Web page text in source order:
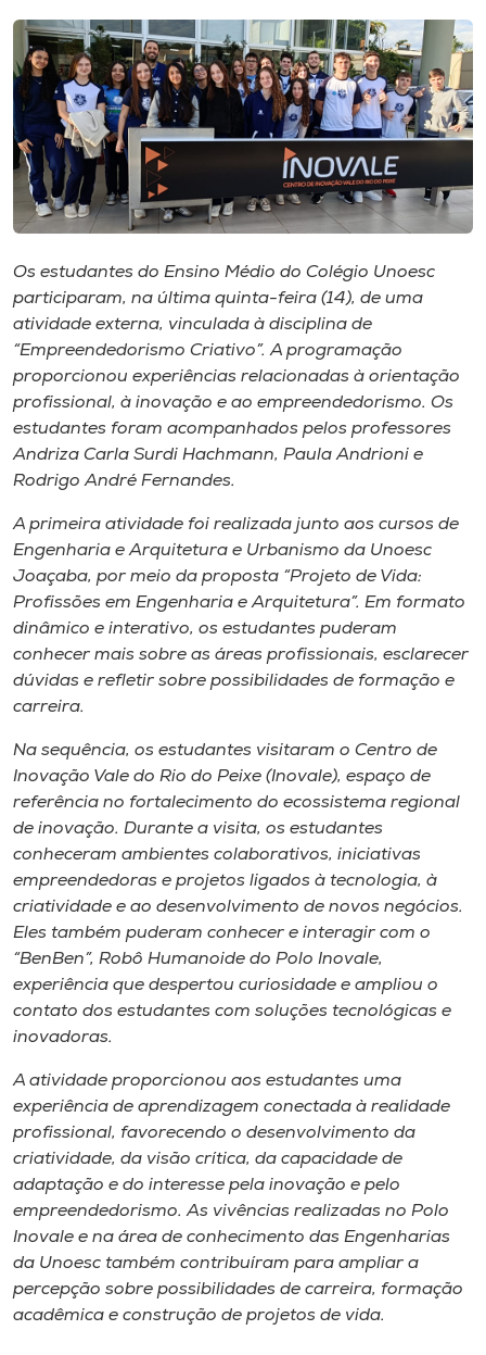
Cultura
CPA
Biblioteca
Editora
Rádio
Museu
Unoesc
Store
Selecione
o idioma
A-
Os estudantes do Ensino Médio do Colégio Unoesc
participaram, na última quinta-feira (14), de uma
atividade externa, vinculada à disciplina de
“Empreendedorismo Criativo”. A programação
proporcionou experiências relacionadas à orientação
profissional, à inovação e ao empreendedorismo. Os
estudantes foram acompanhados pelos professores
Andriza Carla Surdi Hachmann, Paula Andrioni e
Rodrigo André Fernandes.
A primeira atividade foi realizada junto aos cursos de
Engenharia e Arquitetura e Urbanismo da Unoesc
Joaçaba, por meio da proposta “Projeto de Vida:
Profissões em Engenharia e Arquitetura”. Em formato
dinâmico e interativo, os estudantes puderam
conhecer mais sobre as áreas profissionais, esclarecer
dúvidas e refletir sobre possibilidades de formação e
carreira.
Na sequência, os estudantes visitaram o Centro de
Inovação Vale do Rio do Peixe (Inovale), espaço de
referência no fortalecimento do ecossistema regional
de inovação. Durante a visita, os estudantes
conheceram ambientes colaborativos, iniciativas
empreendedoras e projetos ligados à tecnologia, à
criatividade e ao desenvolvimento de novos negócios.
Eles também puderam conhecer e interagir com o
“BenBen”, Robô Humanoide do Polo Inovale,
experiência que despertou curiosidade e ampliou o
contato dos estudantes com soluções tecnológicas e
inovadoras.
A atividade proporcionou aos estudantes uma
experiência de aprendizagem conectada à realidade
profissional, favorecendo o desenvolvimento da
criatividade, da visão crítica, da capacidade de
adaptação e do interesse pela inovação e pelo
empreendedorismo. As vivências realizadas no Polo
Inovale e na área de conhecimento das Engenharias
da Unoesc também contribuíram para ampliar a
percepção sobre possibilidades de carreira, formação
acadêmica e construção de projetos de vida.